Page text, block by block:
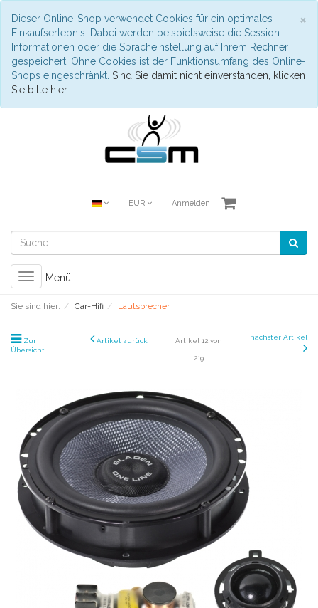
×
Dieser Online-Shop verwendet Cookies für ein optimales
Einkaufserlebnis. Dabei werden beispielsweise die Session-
Informationen oder die Spracheinstellung auf Ihrem Rechner
gespeichert. Ohne Cookies ist der Funktionsumfang des Online-
Shops eingeschränkt. Sind Sie damit nicht einverstanden, klicken
Sie bitte hier.
EUR Anmelden
Toggle
navigation
Menü
Sie sind hier: Car-Hifi Lautsprecher
Zur
Übersicht
Artikel zurück Artikel 12 von
219
nächster Artikel